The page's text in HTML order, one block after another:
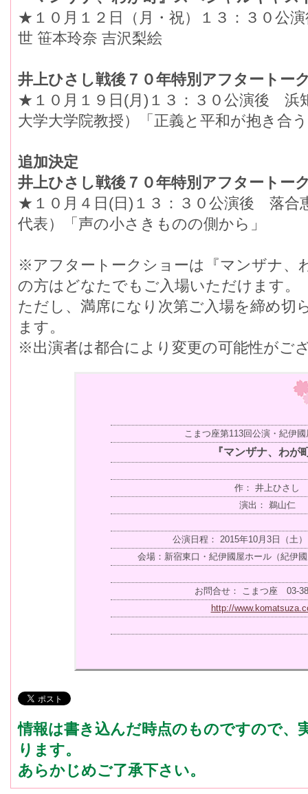
★１０月１２日（月・祝）１３：３０公
世 笹本玲奈 吉沢梨絵
井上ひさし戦後７０年特別アフタートー
★１０月１９日(月)１３：３０公演後 浜
大学大学院教授）「正義と平和が抱き合
追加決定
井上ひさし戦後７０年特別アフタートー
★１０月４日(日)１３：３０公演後 落合
代表）「声の小さきものの側から」
※アフタートークショーは『マンザナ、
の方はどなたでもご入場いただけます。
ただし、満席になり次第ご入場を締め切
ます。
※出演者は都合により変更の可能性がご
こまつ座第113回公演・紀伊
『マンザナ、わが
作： 井上ひさし
演出： 鵜山仁
公演日程： 2015年10月3日（土
会場：新宿東口・紀伊國屋ホール（紀伊
お問合せ： こまつ座 03-
http://
情報は書き込んだ時点のものですので、
ります。
あらかじめご了承下さい。